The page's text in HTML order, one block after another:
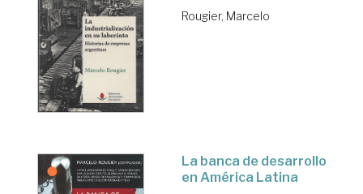
Rougier, Marcelo
La banca de desarrollo
en América Latina